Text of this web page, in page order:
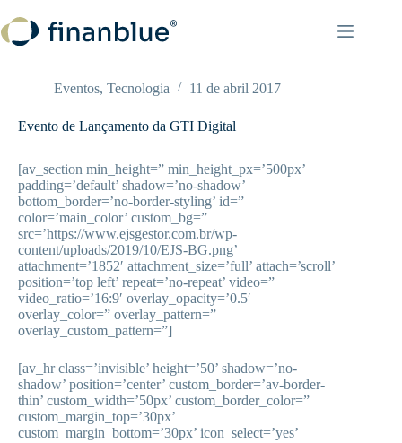
para
o
Eventos, Tecnologia 11 de abril 2017
Evento de Lançamento da GTI Digital
[av_section min_height=” min_height_px=’500px’
padding=’default’ shadow=’no-shadow’
bottom_border=’no-border-styling’ id=”
color=’main_color’ custom_bg=”
src=’https://www.ejsgestor.com.br/wp-
content/uploads/2019/10/EJS-BG.png’
attachment=’1852′ attachment_size=’full’ attach=’scroll’
position=’top left’ repeat=’no-repeat’ video=”
video_ratio=’16:9′ overlay_opacity=’0.5′
overlay_color=” overlay_pattern=”
overlay_custom_pattern=”]
[av_hr class=’invisible’ height=’50’ shadow=’no-
shadow’ position=’center’ custom_border=’av-border-
thin’ custom_width=’50px’ custom_border_color=”
custom_margin_top=’30px’
custom_margin_bottom=’30px’ icon_select=’yes’